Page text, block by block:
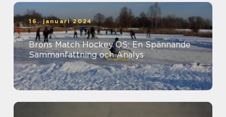
16. januari 2024
Brons Match Hockey OS: En Spännande
Sammanfattning och Analys